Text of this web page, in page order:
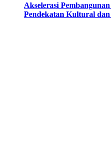
Akselerasi
Pendekatan Kultural